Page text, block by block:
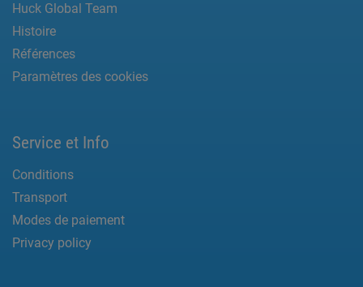
Huck Global Team
Histoire
Références
Paramètres des cookies
Service et Info
Conditions
Transport
Modes de paiement
Privacy policy